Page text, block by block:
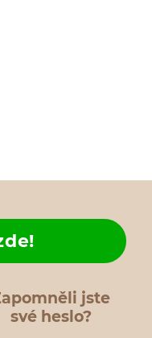
jste
své heslo?